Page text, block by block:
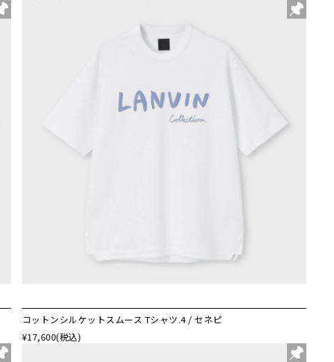
コットンシルケットスムース Tシャツ.4 / セネピ
¥17,600(税込)